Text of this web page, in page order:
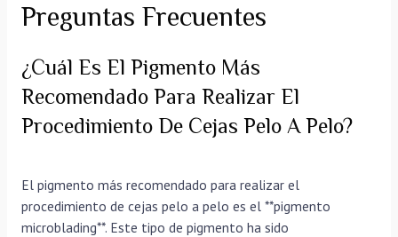
Preguntas Frecuentes
¿Cuál Es El Pigmento Más
Recomendado Para Realizar El
Procedimiento De Cejas Pelo A Pelo?
El pigmento más recomendado para realizar el
procedimiento de cejas pelo a pelo es el **pigmento
microblading**. Este tipo de pigmento ha sido